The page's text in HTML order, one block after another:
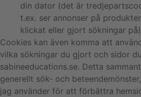
din dator (det är
t.ex. ser annonser på
klickat eller gjort sökningar på)
Cookies kan även komma att
vilka sökningar du gjort och sidor
sabineeducations.se. Detta
generellt sök- och
jag använder för att förbättra